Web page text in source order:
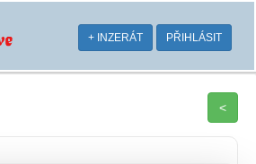
+ INZERÁT PŘIHLÁSIT
<